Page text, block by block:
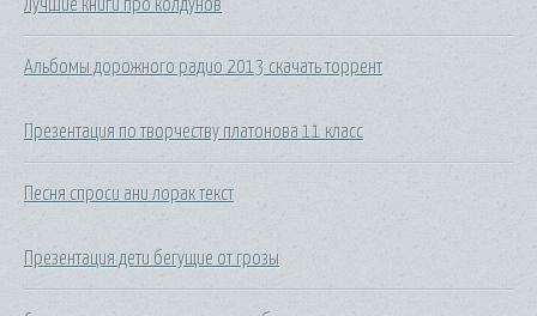
Лучшие книги про колдунов
Альбомы дорожного радио 2013 скачать торрент
Презентация по творчеству платонова 11 класс
Песня спроси ани лорак текст
Презентация дети бегущие от грозы